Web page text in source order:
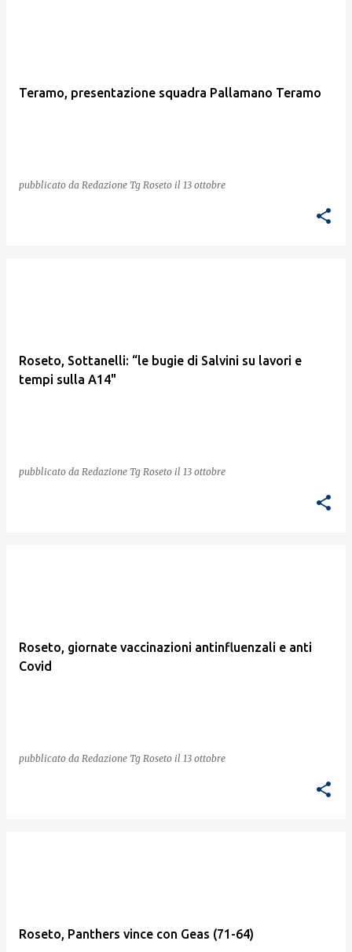
Teramo, presentazione squadra Pallamano Teramo
pubblicato da Redazione Tg Roseto il 13 ottobre
Roseto, Sottanelli: “le bugie di Salvini su lavori e
tempi sulla A14"
pubblicato da Redazione Tg Roseto il 13 ottobre
Roseto, giornate vaccinazioni antinfluenzali e anti
Covid
pubblicato da Redazione Tg Roseto il 13 ottobre
Roseto, Panthers vince con Geas (71-64)